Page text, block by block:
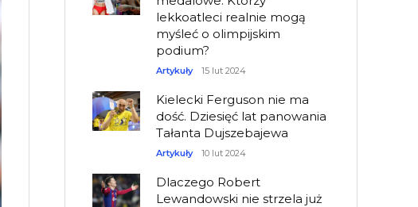
lekkoatleci realnie mogą
myśleć o olimpijskim
podium?
Artykuły 15 lut 2024
Kielecki Ferguson nie ma
dość. Dziesięć lat panowania
Tałanta Dujszebajewa
Artykuły 10 lut 2024
Dlaczego Robert
Lewandowski nie strzela już